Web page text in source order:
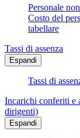
Personale
Costo del
tabellare
Tassi di assenza
Espandi
Tassi di
Incarichi conferiti e
dirigenti)
Espandi